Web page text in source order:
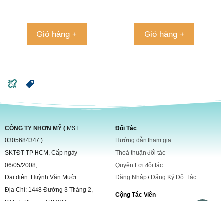
Giỏ hàng + Giỏ hàng +
CÔNG TY NHƠN MỸ ( MST :
0305684347 )
SKTĐT TP HCM, Cấp ngày
06/05/2008,
Đại diện: Huỳnh Văn Mười
Địa Chỉ: 1448 Đường 3 Tháng 2,
Đối Tác
Hướng dẫn tham gia
Thoả thuận đối tác
Quyền Lợi đối tác
Đăng Nhập /Đăng Ký Đối Tác
Cộng Tác Viên